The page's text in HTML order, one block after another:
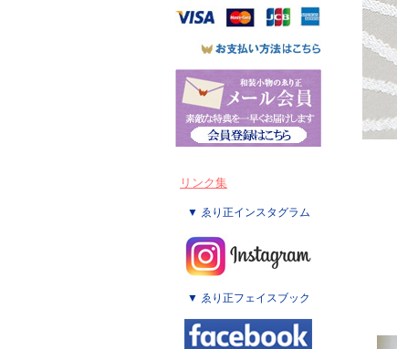
リンク集
▼ ゑり正インスタグラム
▼ ゑり正フェイスブック